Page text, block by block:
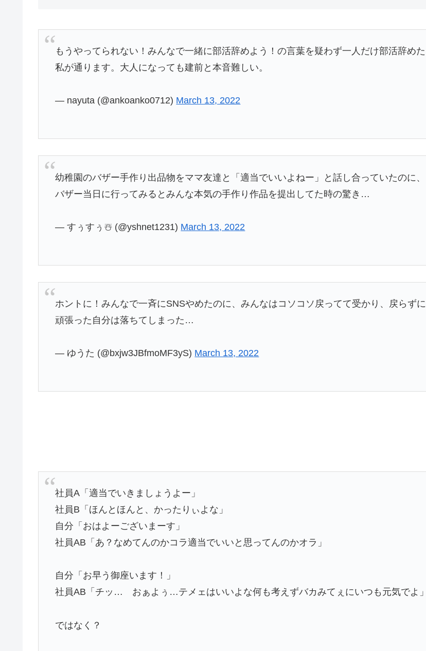
もうやってられない！みんなで一緒に部活辞めよう！の言葉を疑わず一人だけ部活辞めた
私が通ります。大人になっても建前と本音難しい。
— nayuta (@ankoanko0712) March 13, 2022
幼稚園のバザー手作り出品物をママ友達と「適当でいいよねー」と話し合っていたのに、
バザー当日に行ってみるとみんな本気の手作り作品を提出してた時の驚き…
— すぅすぅ☃️ (@yshnet1231) March 13, 2022
ホントに！みんなで一斉にSNSやめたのに、みんなはコソコソ戻ってて受かり、戻らずに
頑張った自分は落ちてしまった…
— ゆうた (@bxjw3JBfmoMF3yS) March 13, 2022
社員A「適当でいきましょうよー」
社員B「ほんとほんと、かったりぃよな」
自分「おはよーございまーす」
社員AB「あ？なめてんのかコラ適当でいいと思ってんのかオラ」
自分「お早う御座います！」
社員AB「チッ… おぁよぅ…テメェはいいよな何も考えずバカみてぇにいつも元気でよ」
ではなく？